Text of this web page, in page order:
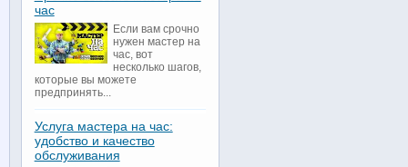
час
Если вам срочно
нужен мастер на
час, вот
несколько шагов,
которые вы можете
предпринять...
Услуга мастера на час:
удобство и качество
обслуживания